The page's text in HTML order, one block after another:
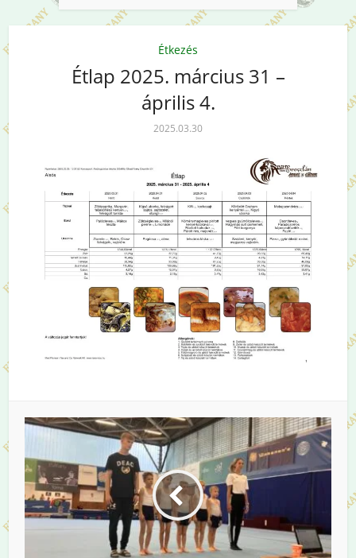
Étkezés
Étlap 2025. március 31 –
április 4.
2025.03.30